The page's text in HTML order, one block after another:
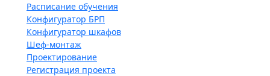
Расписание обучения
Конфигуратор БРП
Конфигуратор шкафов
Шеф-монтаж
Проектирование
Регистрация проекта